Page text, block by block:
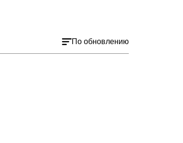
По обновлению